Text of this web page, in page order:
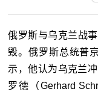
俄罗斯与乌克兰战
毁。俄罗斯总统普
示，他认为乌克兰
罗德（Gerhard